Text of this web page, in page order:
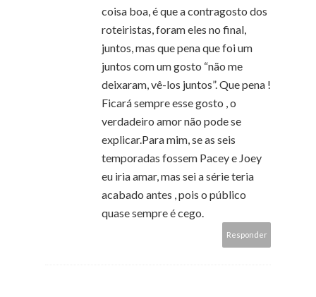
coisa boa, é que a contragosto dos
roteiristas, foram eles no final,
juntos, mas que pena que foi um
juntos com um gosto “não me
deixaram, vê-los juntos”. Que pena !
Ficará sempre esse gosto , o
verdadeiro amor não pode se
explicar.Para mim, se as seis
temporadas fossem Pacey e Joey
eu iria amar, mas sei a série teria
acabado antes , pois o público
quase sempre é cego.
Responder